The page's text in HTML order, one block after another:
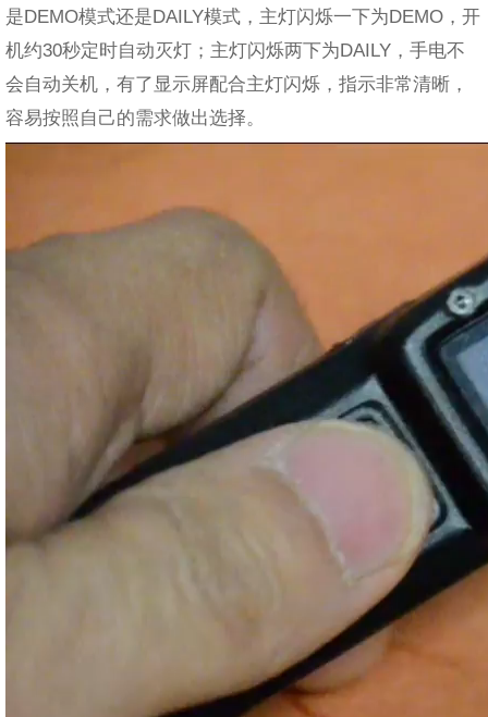
是DEMO模式还是DAILY模式，主灯闪烁一下为DEMO，开
机约30秒定时自动灭灯；主灯闪烁两下为DAILY，手电不
会自动关机，有了显示屏配合主灯闪烁，指示非常清晰，
容易按照自己的需求做出选择。